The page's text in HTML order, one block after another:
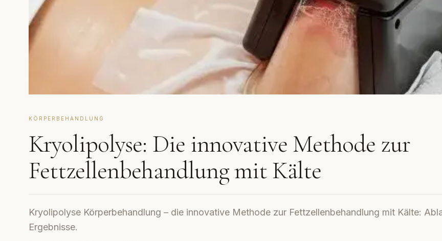
KÖRPERBEHANDLUNG
Kryolipolyse: Die innovative Methode zur
Fettzellenbehandlung mit Kälte
Kryolipolyse Körperbehandlung – die innovative Methode zur Fettzellenbehandlung mit Kälte:
Ergebnisse.